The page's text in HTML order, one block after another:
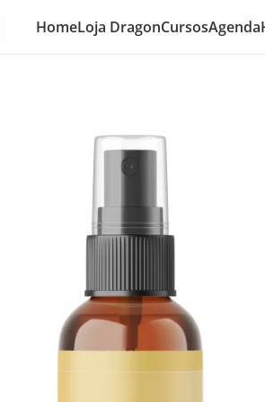
HomeLoja DragonCursosAgenda